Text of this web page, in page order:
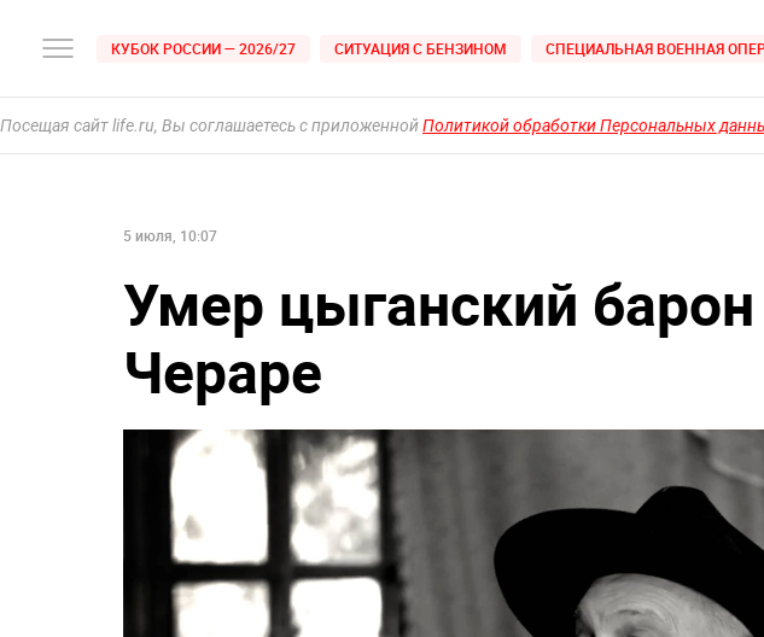
КУБОК РОССИИ — 2026/27 СИТУАЦИЯ С БЕНЗИНОМ СПЕЦИАЛЬНАЯ ВОЕННАЯ
Посещая сайт life.ru, Вы соглашаетесь с приложеннойПолитикой обработки Персональных
5 июля, 10:07
Умер цыганский
Чераре